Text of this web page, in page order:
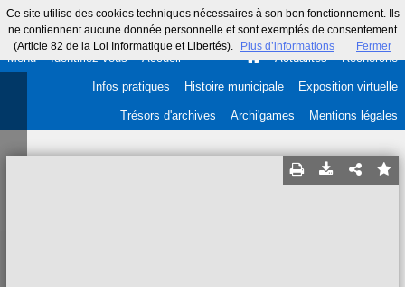
Ce site utilise des cookies techniques nécessaires à son bon fonctionnement. Ils
ne contiennent aucune donnée personnelle et sont exemptés de consentement
(Article 82 de la Loi Informatique et Libertés).
Plus d’informations Fermer
Menu Identifiez-vous Accueil Actualités Recherche
Infos pratiques Histoire municipale Exposition virtuelle
Trésors d'archives Archi'games Mentions légales